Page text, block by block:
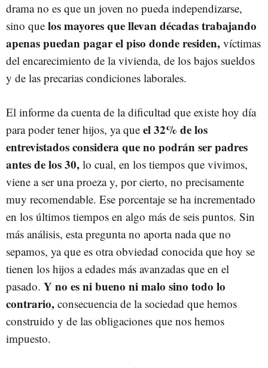
drama no es que un joven no pueda independizarse,
sino que los mayores que llevan décadas trabajando
apenas puedan pagar el piso donde residen, víctimas
del encarecimiento de la vivienda, de los bajos sueldos
y de las precarias condiciones laborales.
El informe da cuenta de la dificultad que existe hoy día
para poder tener hijos, ya que el 32% de los
entrevistados considera que no podrán ser padres
antes de los 30, lo cual, en los tiempos que vivimos,
viene a ser una proeza y, por cierto, no precisamente
muy recomendable. Ese porcentaje se ha incrementado
en los últimos tiempos en algo más de seis puntos. Sin
más análisis, esta pregunta no aporta nada que no
sepamos, ya que es otra obviedad conocida que hoy se
tienen los hijos a edades más avanzadas que en el
pasado. Y no es ni bueno ni malo sino todo lo
contrario, consecuencia de la sociedad que hemos
construido y de las obligaciones que nos hemos
impuesto.